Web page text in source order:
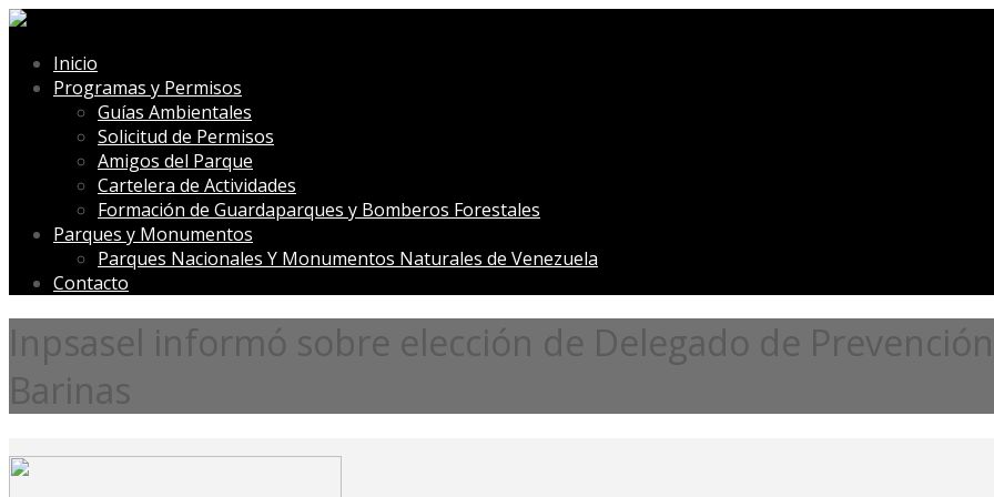
Inicio
Programas y Permisos
Guías Ambientales
Solicitud de Permisos
Amigos del Parque
Cartelera de Actividades
Formación de Guardaparques y Bomberos Forestales
Parques y Monumentos
Parques Nacionales Y Monumentos Naturales de Venezuela
Contacto
Inpsasel informó sobre elección de Delegado de
Barinas